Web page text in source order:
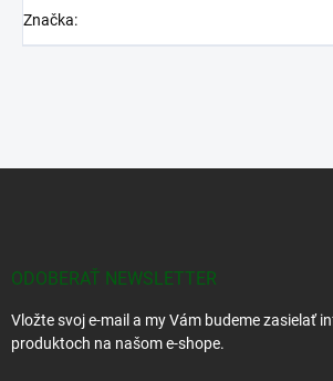
Značka:
ODOBERAŤ NEWSLETTER
Vložte svoj e-mail a my Vám budeme zasielať
produktoch na našom e-shope.